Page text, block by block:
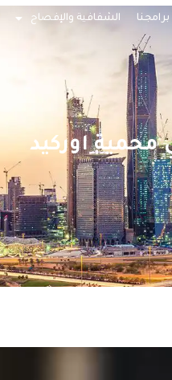
برامجنا الشفافية والإفصاح
محمية اوركيد